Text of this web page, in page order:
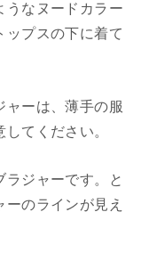
うなヌードカラー
ップスの下に着て
ャーは、薄手の服
てください。
ラジャーです。と
ーのラインが見え